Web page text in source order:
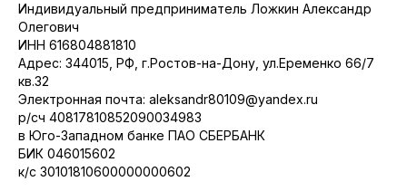
Индивидуальный предприниматель Ложкин Александр
Олегович
ИНН 616804881810
Адрес: 344015, РФ, г.Ростов-на-Дону, ул.Еременко 66/7
кв.32
Электронная почта: aleksandr80109@yandex.ru
р/сч 40817810852090034983
в Юго-Западном банке ПАО СБЕРБАНК
БИК 046015602
к/с 30101810600000000602